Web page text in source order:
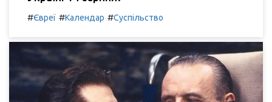
#Євреї #Календар #Суспільство